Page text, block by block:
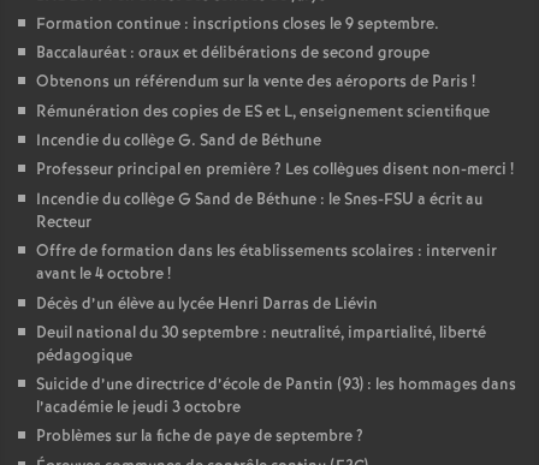
Formation continue : inscriptions closes le 9 septembre.
Baccalauréat : oraux et délibérations de second groupe
Obtenons un référendum sur la vente des aéroports de Paris !
Rémunération des copies de ES et L, enseignement scientifique
Incendie du collège G. Sand de Béthune
Professeur principal en première? Les collègues disent non-merci !
Incendie du collège G Sand de Béthune : le Snes-FSU a écrit au
Recteur
Offre de formation dans les établissements scolaires : intervenir
avant le 4 octobre!
Décès d’un élève au lycée Henri Darras de Liévin
Deuil national du 30 septembre : neutralité, impartialité, liberté
pédagogique
Suicide d’une directrice d’école de Pantin (93) : les hommages dans
l’académie le jeudi 3 octobre
Problèmes sur la fiche de paye de septembre?